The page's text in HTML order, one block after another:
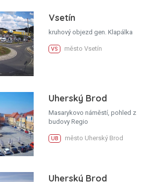
Vsetín
kruhový objezd gen. Klapálka
VS město Vsetín
Uherský Brod
Masarykovo náměstí, pohled z
budovy Regio
UB město Uherský Brod
Uherský Brod